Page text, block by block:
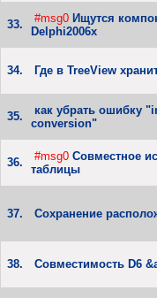
33. #msg0 Ищутся
Delphi2006х
34. Где в TreeView
35.
как убрать ошибку
conversion"
36. #msg0 Совместное
таблицы
37. Сохранение
38. Совместимость D6